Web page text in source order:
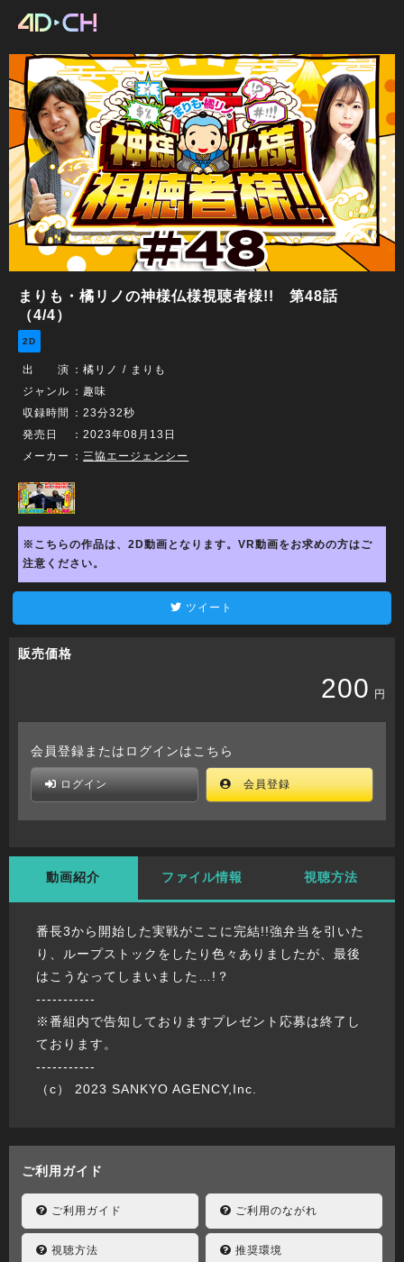
まりも・橘リノの神様仏様視聴者様!! 第48話
（4/4）
2D
出 演 ：橘リノ
まりも
ジャンル ：趣味
収録時間
：23分32秒
発売日
：2023年08月13日
メーカー
： 三協エージェンシー
※こちらの作品は、2D動画となります。VR動画をお求めの方はご
注意ください。
ツイート
販売価格
200 円
会員登録またはログインはこちら
ログイン 会員登録
動画紹介 ファイル情報 視聴方法
番長3から開始した実戦がここに完結!!強弁当を引いた
り、ループストックをしたり色々ありましたが、最後
はこうなってしまいました…!？
-----------
※番組内で告知しておりますプレゼント応募は終了し
ております。
-----------
（c） 2023 SANKYO AGENCY,Inc.
ご利用ガイド
ご利用ガイド ご利用のながれ
視聴方法 推奨環境